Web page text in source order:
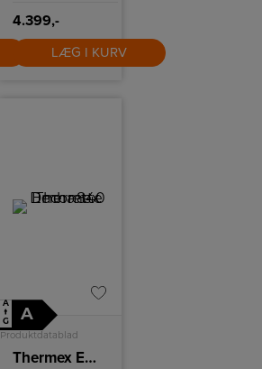
4.399,-
LÆG I KURV
A
↑
G
A
Produktdatablad
Thermex Emhætte Decor 840